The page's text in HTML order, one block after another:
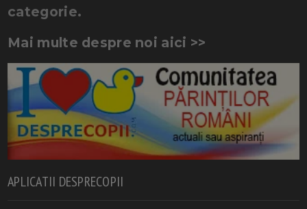
categorie.
Mai multe despre noi aici >>
APLICATII DESPRECOPII